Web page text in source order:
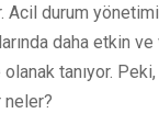
Acil durum yönetimi
daha etkin
tanıyor. Peki,
neler?